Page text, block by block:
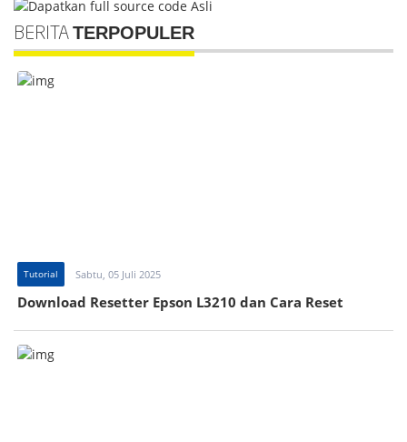
BERITA TERPOPULER
Tutorial Sabtu, 05 Juli 2025
Download Resetter Epson L3210 dan Cara Reset